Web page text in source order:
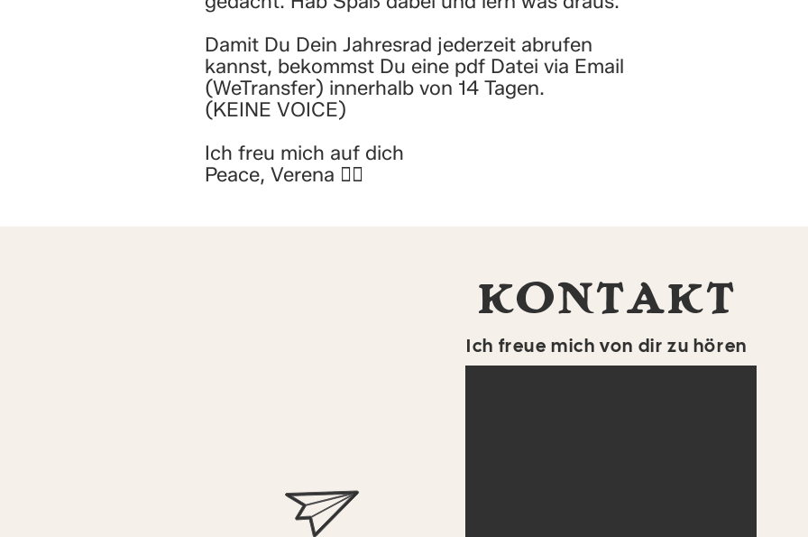
Damit Du Dein Jahresrad jederzeit abrufen
kannst, bekommst Du eine pdf Datei via Email
(WeTransfer) innerhalb von 14 Tagen.
(KEINE VOICE)
Ich freu mich auf dich
Peace, Verena ✌🏻
KONTAKT
Ich freue mich von dir zu hören